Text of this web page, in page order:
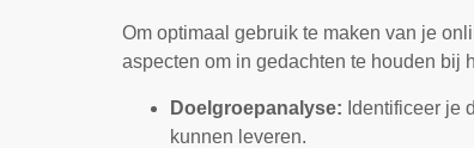
Om optimaal gebruik te maken van je
aspecten om in gedachten te houden bij
Doelgroepanalyse: Identificeer je
kunnen leveren.